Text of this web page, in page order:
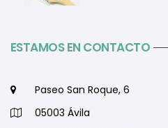
ESTAMOS EN CONTACTO
Paseo San Roque, 6
05003 Ávila